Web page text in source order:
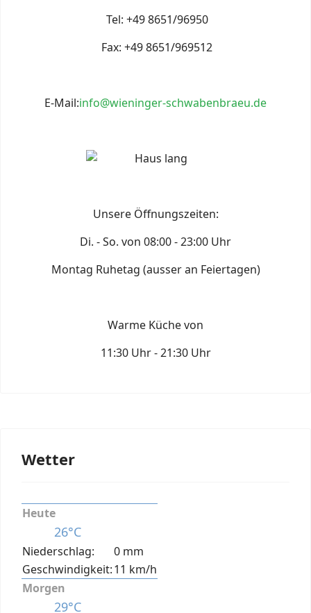
Tel: +49 8651/96950
Fax: +49 8651/969512
E-Mail:info@wieninger-schwabenbraeu.de
Unsere Öffnungszeiten:
Di. - So. von 08:00 - 23:00 Uhr
Montag Ruhetag (ausser an Feiertagen)
Warme Küche von
11:30 Uhr - 21:30 Uhr
Wetter
Heute
26°C
Niederschlag:
0 mm
Geschwindigkeit:11 km/h
Morgen
29°C